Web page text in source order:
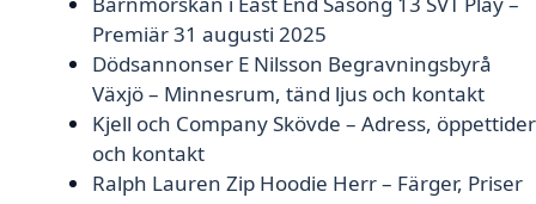
Premiär 31 augusti 2025
Dödsannonser E Nilsson Begravningsbyrå
Växjö – Minnesrum, tänd ljus och kontakt
Kjell och Company Skövde – Adress, öppettider
och kontakt
Ralph Lauren Zip Hoodie Herr – Färger, Priser